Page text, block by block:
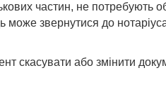
частин, не
звернутися до
скасувати або змінити